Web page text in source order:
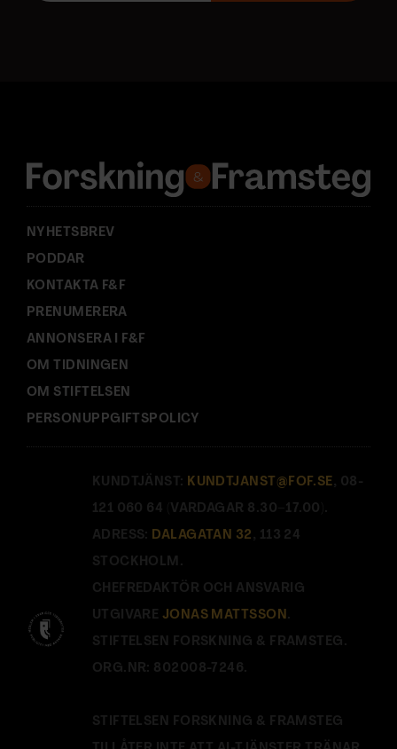
s
:
NYHETSBREV
PODDAR
KONTAKTA F&F
PRENUMERERA
ANNONSERA I F&F
OM TIDNINGEN
OM STIFTELSEN
PERSONUPPGIFTSPOLICY
KUNDTJÄNST: KUNDTJANST@FOF.SE , 08-
121 060 64 (VARDAGAR 8.30–17.00).
ADRESS: DALAGATAN 32 , 113 24
STOCKHOLM.
CHEFREDAKTÖR OCH ANSVARIG
UTGIVARE JONAS MATTSSON.
STIFTELSEN FORSKNING & FRAMSTEG.
ORG.NR: 802008-7246.
STIFTELSEN FORSKNING & FRAMSTEG